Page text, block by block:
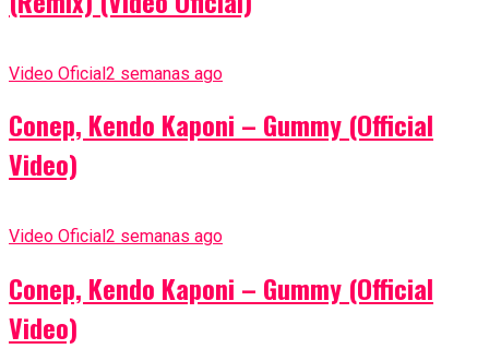
Video Oficial2 semanas ago
Conep, Kendo Kaponi – Gummy (Official
Video)
Video Oficial 2 semanas ago
Conep, Kendo Kaponi – Gummy (Official
Video)